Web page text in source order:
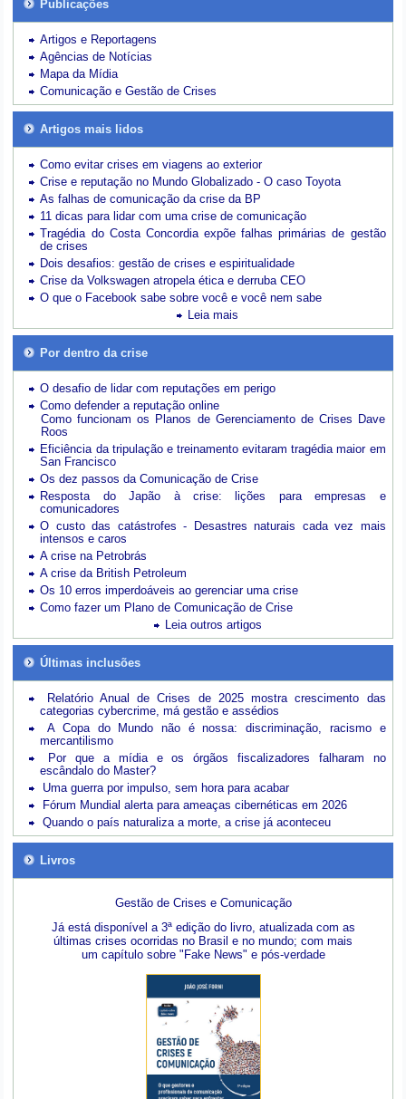
Publicações
Artigos e Reportagens
Agências de Notícias
Mapa da Mídia
Comunicação e Gestão de Crises
Artigos mais lidos
Como evitar crises em viagens ao exterior
Crise e reputação no Mundo Globalizado - O caso Toyota
As falhas de comunicação da crise da BP
11 dicas para lidar com uma crise de comunicação
Tragédia do Costa Concordia expõe falhas primárias de gestão
de crises
Dois desafios: gestão de crises e espiritualidade
Crise da Volkswagen atropela ética e derruba CEO
O que o Facebook sabe sobre você e você nem sabe
Leia mais
Por dentro da crise
O desafio de lidar com reputações em perigo
Como defender a reputação online
Como funcionam os Planos de Gerenciamento de Crises Dave
Roos
Eficiência da tripulação e treinamento evitaram tragédia maior em
San Francisco
Os dez passos da Comunicação de Crise
Resposta do Japão à crise: lições para empresas e
comunicadores
O custo das catástrofes -
Desastres naturais cada vez mais
intensos e caros
A crise na Petrobrás
A crise da British Petroleum
Os 10 erros imperdoáveis ao gerenciar uma crise
Como fazer um Plano de Comunicação de Crise
Leia outros artigos
Últimas inclusões
Relatório Anual de Crises de 2025 mostra crescimento das
categorias cybercrime, má gestão e assédios
A Copa do Mundo não é nossa: discriminação, racismo e
mercantilismo
Por que a mídia e os órgãos fiscalizadores falharam no
escândalo do Master?
Uma guerra por impulso, sem hora para acabar
Fórum Mundial alerta para ameaças cibernéticas em 2026
Quando o país naturaliza a morte, a crise já aconteceu
Livros
Gestão de Crises e Comunicação
Já está disponível a 3ª edição do livro, atualizada com as
últimas crises ocorridas no Brasil e no mundo; com mais
um capítulo sobre "Fake News" e pós-verdade